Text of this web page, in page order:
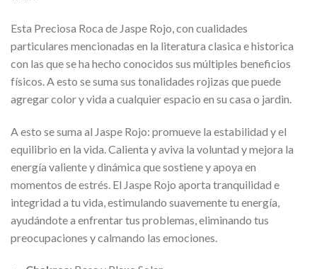
Esta Preciosa Roca de Jaspe Rojo, con cualidades
particulares mencionadas en la literatura clasica e historica
con las que se ha hecho conocidos sus múltiples beneficios
físicos. A esto se suma sus tonalidades rojizas que puede
agregar color y vida a cualquier espacio en su casa o jardin.
A esto se suma al Jaspe Rojo: promueve la estabilidad y el
equilibrio en la vida. Calienta y aviva la voluntad y mejora la
energía valiente y dinámica que sostiene y apoya en
momentos de estrés. El Jaspe Rojo aporta tranquilidad e
integridad a tu vida, estimulando suavemente tu energía,
ayudándote a enfrentar tus problemas, eliminando tus
preocupaciones y calmando las emociones.